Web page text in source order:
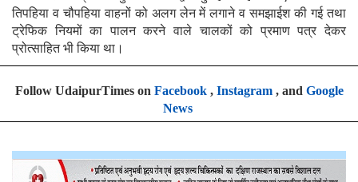
तिपहिया व चौपहिया वाहनों को अलग लेन में लगाने व समझाईश की गई तथा
ट्रेफिक नियमों का पालन करने वाले चालकों को प्रमाण पत्र देकर
प्रोत्साहित भी किया था।
Follow UdaipurTimes on Facebook, Instagram, and Google
News